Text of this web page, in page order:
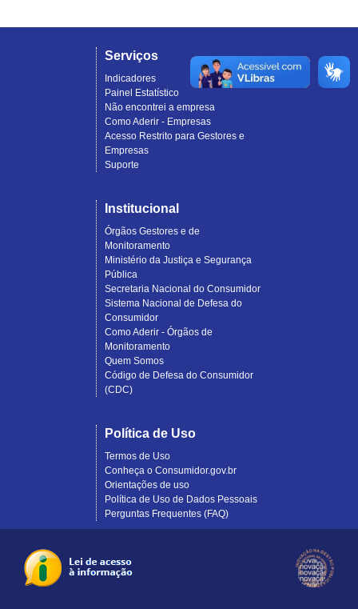
Serviços
Indicadores
Painel Estatístico
Não encontrei a empresa
Como Aderir - Empresas
Acesso Restrito para Gestores e
Empresas
Suporte
Institucional
Órgãos Gestores e de
Monitoramento
Ministério da Justiça e Segurança
Pública
Secretaria Nacional do Consumidor
Sistema Nacional de Defesa do
Consumidor
Como Aderir - Órgãos de
Monitoramento
Quem Somos
Código de Defesa do Consumidor
(CDC)
Política de Uso
Termos de Uso
Conheça o Consumidor.gov.br
Orientações de uso
Política de Uso de Dados Pessoais
Perguntas Frequentes (FAQ)